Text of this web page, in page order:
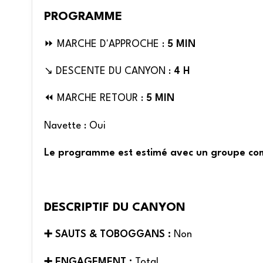
PROGRAMME
⏩ MARCHE D'APPROCHE : 5 MIN
↘️ DESCENTE DU CANYON : 4 H
⏪ MARCHE RETOUR : 5 MIN
Navette : Oui
Le programme est estimé avec un groupe
DESCRIPTIF DU CANYON
➕ SAUTS & TOBOGGANS : Non